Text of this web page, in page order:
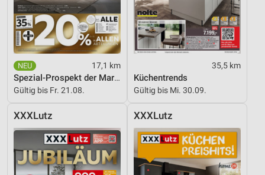
17,1 km
Spezial-Prospekt der Marken
Gültig bis Fr. 21.08.
35,5 km
Küchentrends
Gültig bis Mi. 30.09.
XXXLutz XXXLutz